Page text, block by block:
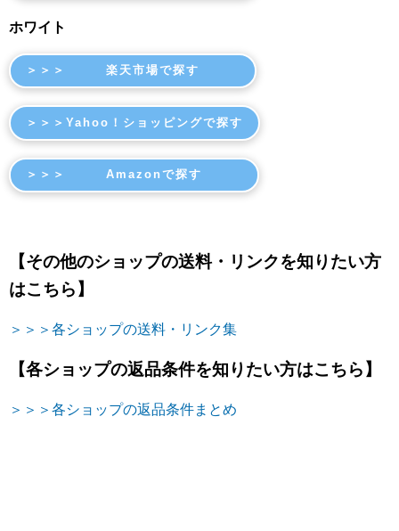
ホワイト
＞＞＞ 楽天市場で探す
＞＞＞Yahoo！ショッピングで探す
＞＞＞ Amazonで探す
【その他のショップの送料・リンクを知りたい方
はこちら】
＞＞＞各ショップの送料・リンク集
【各ショップの返品条件を知りたい方はこちら】
＞＞＞各ショップの返品条件まとめ